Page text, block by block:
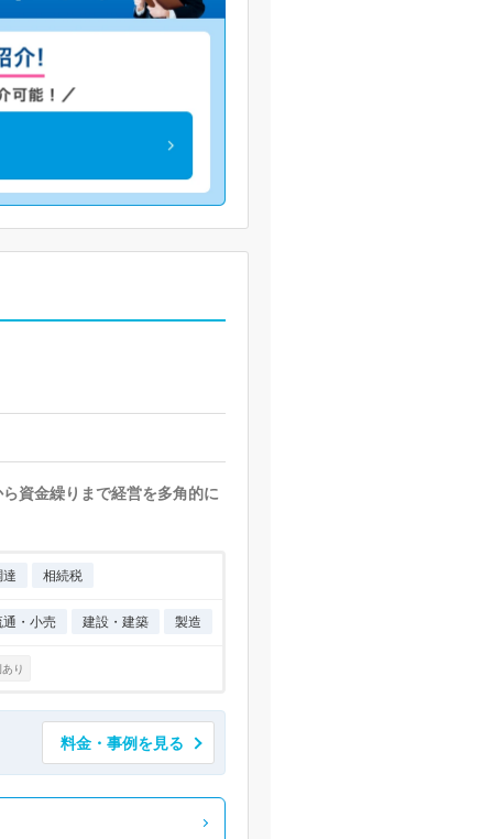
資金繰りまで経営を多角的に
相続税
通・小売 建設・建築 製造
り
料金・事例を見る